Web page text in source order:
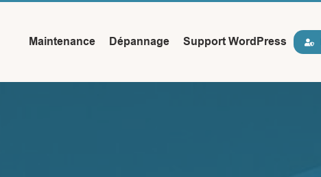
Maintenance Dépannage Support WordPress